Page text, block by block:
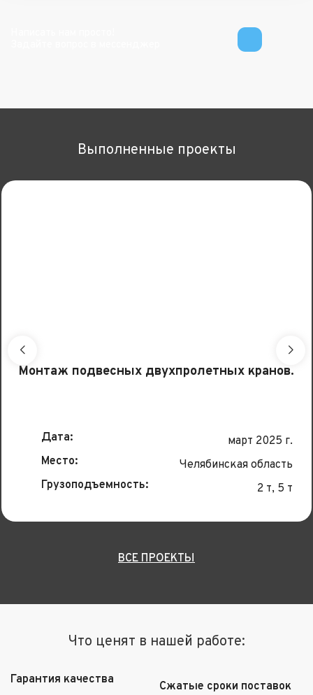
Выполненные проекты
Монтаж подвесных двухпролетных кранов.
Дата:
март 2025 г.
Место:
Челябинская область
Грузоподъемность:
2 т, 5 т
ВСЕ ПРОЕКТЫ
Что ценят в нашей работе:
Гарантия качества Сжатые сроки поставок